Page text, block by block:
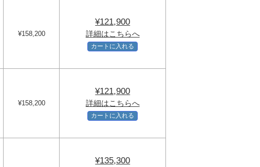
¥158,200
¥121,900
詳細はこちらへ
カートに入れる
¥158,200
¥121,900
詳細はこちらへ
カートに入れる
¥135,300